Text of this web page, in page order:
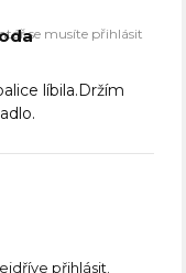
líbila.Držím
se musíte přihlásit
přihlásit.